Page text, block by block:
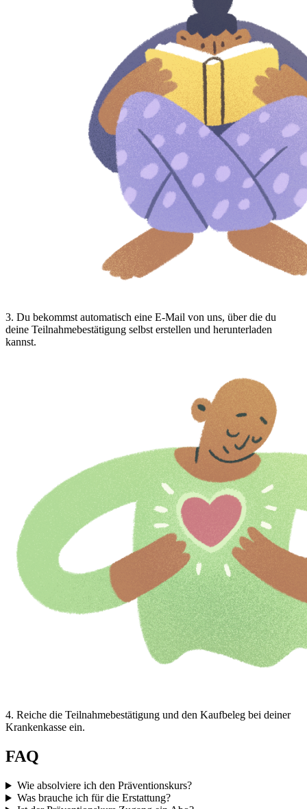
3. Du bekommst automatisch eine E-Mail von uns, über die du
deine Teilnahmebestätigung selbst erstellen und herunterladen
kannst.
4. Reiche die Teilnahmebestätigung und den Kaufbeleg bei deiner
Krankenkasse ein.
FAQ
Wie absolviere ich den Präventionskurs?
Was brauche ich für die Erstattung?